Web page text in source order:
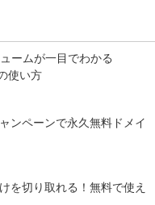
ームが一目でわかる
使い方
ンペーンで永久無料ドメイ
を切り取れる！無料で使え